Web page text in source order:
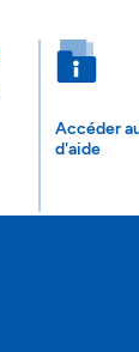
Accéder
d'aide